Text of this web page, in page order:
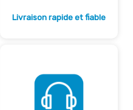
Livraison rapide et fiable